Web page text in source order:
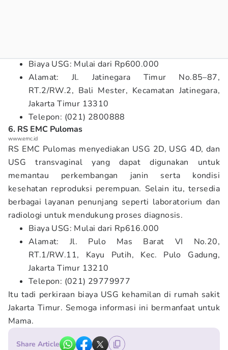
Biaya USG: Mulai dari Rp600.000
Alamat: Jl. Jatinegara Timur No.85–87,
RT.2/RW.2, Bali Mester, Kecamatan Jatinegara,
Jakarta Timur 13310
Telepon: (021) 2800888
6. RS EMC Pulomas
www.emc.id
RS EMC Pulomas menyediakan USG 2D, USG 4D, dan
USG transvaginal yang dapat digunakan untuk
memantau perkembangan janin serta kondisi
kesehatan reproduksi perempuan. Selain itu, tersedia
berbagai layanan penunjang seperti laboratorium dan
radiologi untuk mendukung proses diagnosis.
Biaya USG: Mulai dari Rp616.000
Alamat: Jl. Pulo Mas Barat VI No.20,
RT.1/RW.11, Kayu Putih, Kec. Pulo Gadung,
Jakarta Timur 13210
Telepon: (021) 29779977
Itu tadi perkiraan biaya USG kehamilan di rumah sakit
Jakarta Timur. Semoga informasi ini bermanfaat untuk
Mama.
Share Article